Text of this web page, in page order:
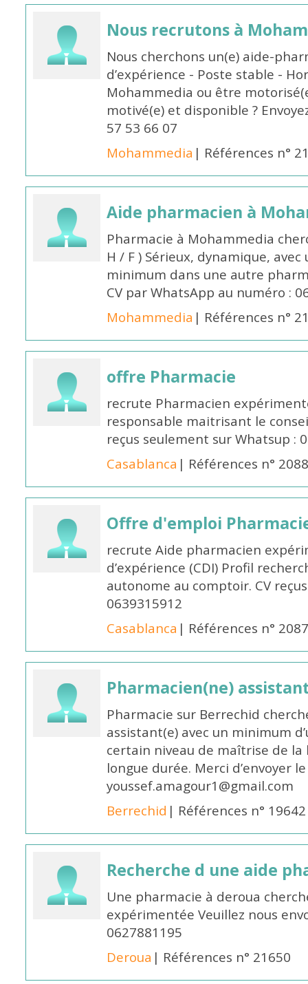
Nous recrutons à
Nous cherchons un(e) aide-
d’expérience - Poste stable -
Mohammedia ou être
motivé(e) et disponible ?
57 53 66 07
Mohammedia | Références n°
Aide pharmacien à
Pharmacie à Mohammedia
H / F ) Sérieux, dynamique,
minimum dans une autre
CV par WhatsApp au numéro :
Mohammedia | Références n°
offre Pharmacie
recrute Pharmacien
responsable maitrisant le
reçus seulement sur Whatsup :
Casablanca | Références n°
Offre d'emploi
recrute Aide pharmacien
d’expérience (CDI) Profil
autonome au comptoir. CV
0639315912
Casablanca | Références n°
Pharmacien(ne)
Pharmacie sur Berrechid
assistant(e) avec un minimum
certain niveau de maîtrise de
longue durée. Merci d’envoyer
youssef.amagour1@gmail.com
Berrechid | Références n° 19642
Recherche d une aide
Une pharmacie à deroua
expérimentée Veuillez nous
0627881195
Deroua | Références n° 21650